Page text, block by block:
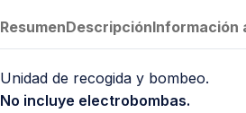
ResumenDescripciónInformación
Unidad de recogida y bombeo.
No incluye electrobombas.